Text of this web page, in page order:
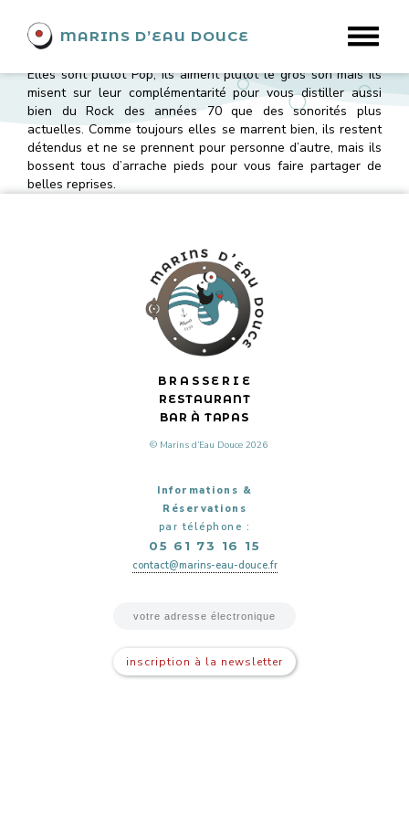
MARINS D’EAU DOUCE
NO TIPS
NO TIPS La Blonde, la Brune et les 4 truands se sont
Elles sont plutôt Pop, ils aiment plutôt le gros son mais ils
misent sur leur complémentarité pour vous distiller aussi
bien du Rock des années 70 que des sonorités plus
actuelles. Comme toujours elles se marrent bien, ils restent
détendus et ne se prennent pour personne d’autre, mais ils
bossent tous d’arrache pieds pour vous faire partager de
belles reprises.
BRASSERIE
RESTAURANT
BAR À TAPAS
© Marins d’Eau Douce 2026
Informations &
Réservations
par téléphone :
05 61 73 16 15
contact@marins-eau-douce.fr
inscription à la newsletter